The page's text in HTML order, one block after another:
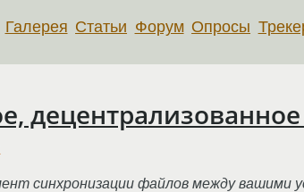
Галерея Статьи Форум Опросы
синхронизации файлов между вашими